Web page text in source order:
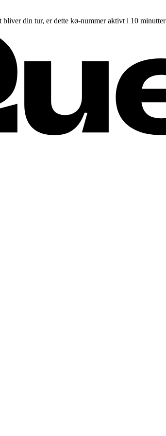
din tur, er dette kø-nummer aktivt i 10 minutter